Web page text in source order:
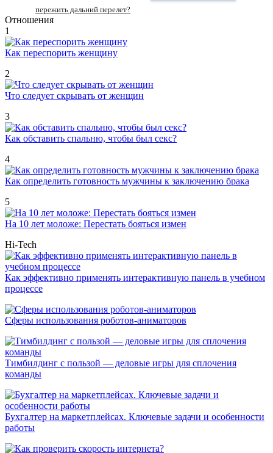
пережить дальний перелет?
Отношения
1
Как переспорить женщину
2
Что следует скрывать от женщин
3
Как обставить спальню, чтобы был секс?
4
Как определить готовность мужчины к заключению брака
5
На 10 лет моложе: Перестать бояться измен
Hi-Tech
Как эффективно применять интерактивную панель в учебном
процессе
Сферы использования роботов-аниматоров
Тимбилдинг с пользой — деловые игры для сплочения
команды
Бухгалтер на маркетплейсах. Ключевые задачи и особенности
работы